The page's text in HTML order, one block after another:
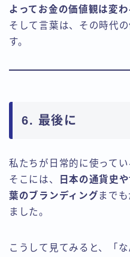
よってお金の価値観は変
そして言葉は、その時代
す。
6. 最後に
私たちが日常的に使って
そこには、
日本の通貨史
葉のブランディングまで
ました。
こうして見てみると、「